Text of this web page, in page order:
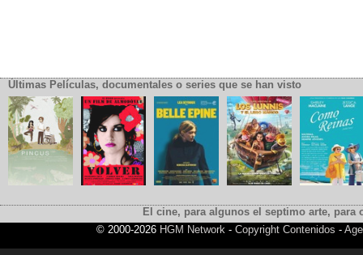
Últimas Películas, documentales o series que se han visto
El cine, para algunos el septimo arte,
© 2000-2026 HGM Network- Copyright Contenidos -